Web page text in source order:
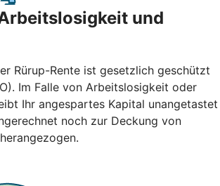
und
Rürup-Rente ist gesetzlich geschützt
Im Falle von Arbeitslosigkeit oder
Ihr angespartes Kapital unangetastet
noch zur Deckung von